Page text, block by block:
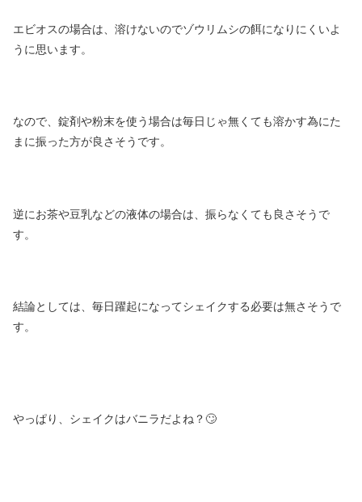
エビオスの場合は、溶けないのでゾウリムシの餌になりにくいよ
うに思います。
なので、錠剤や粉末を使う場合は毎日じゃ無くても溶かす為にた
まに振った方が良さそうです。
逆にお茶や豆乳などの液体の場合は、振らなくても良さそうで
す。
結論としては、毎日躍起になってシェイクする必要は無さそうで
す。
やっぱり、シェイクはバニラだよね？🙄